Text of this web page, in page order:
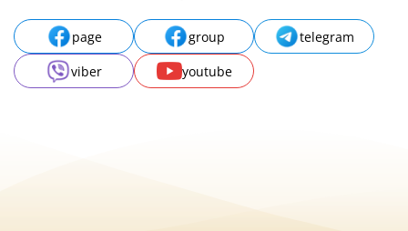
page group
telegram
viber
youtube